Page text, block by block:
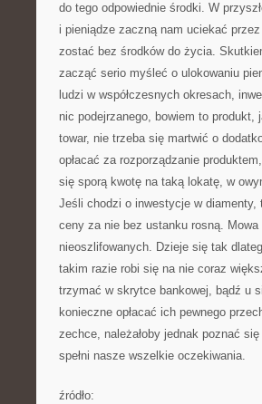
do tego odpowiednie środki. W
i pieniądze zaczną nam uciekać
zostać bez środków do życia.
zacząć serio myśleć o ulokowaniu
ludzi w współczesnych okresach,
nic podejrzanego, bowiem to produkt,
towar, nie trzeba się martwić o
opłacać za rozporządzanie
się sporą kwotę na taką lokatę, w
Jeśli chodzi o inwestycje w
ceny za nie bez ustanku rosną.
nieoszlifowanych. Dzieje się tak
takim razie robi się na nie coraz
trzymać w skrytce bankowej, bądź u
konieczne opłacać ich pewnego
zechce, należałoby jednak poznać
spełni nasze wszelkie oczekiwania.
źródło: